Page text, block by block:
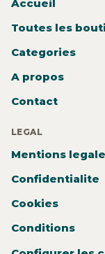
Accueil
Toutes les
Categories
A propos
Contact
LEGAL
Mentions
Confidentialite
Cookies
Conditions